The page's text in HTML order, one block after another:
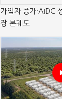
가입자 증가·AIDC
장 본궤도